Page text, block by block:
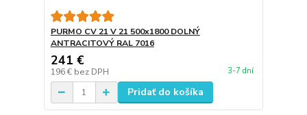
PURMO CV 21 V 21 500x1800 DOLNÝ
ANTRACITOVÝ RAL 7016
241 €
196 € bez DPH 3-7 dní
Pridať do košíka